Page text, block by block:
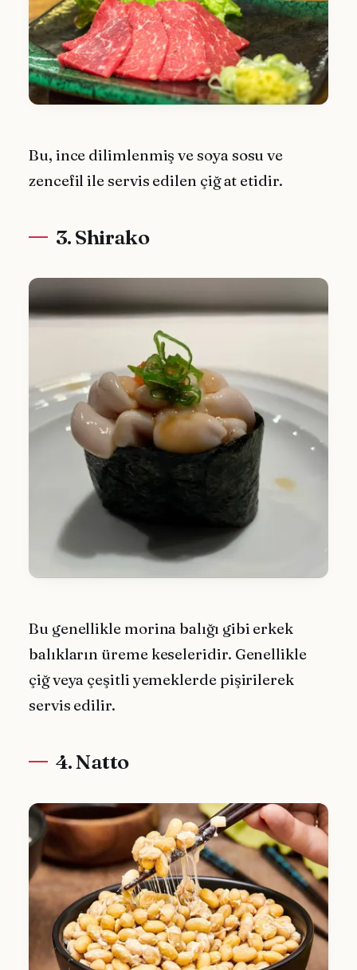
Bu, ince dilimlenmiş ve soya sosu ve
zencefil ile servis edilen çiğ at etidir.
3. Shirako
Bu genellikle morina balığı gibi erkek
balıkların üreme keseleridir. Genellikle
çiğ veya çeşitli yemeklerde pişirilerek
servis edilir.
4. Natto